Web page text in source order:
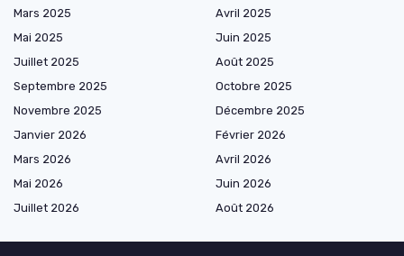
Mars 2025
Avril 2025
Mai 2025
Juin 2025
Juillet 2025
Août 2025
Septembre 2025
Octobre 2025
Novembre 2025
Décembre 2025
Janvier 2026
Février 2026
Mars 2026
Avril 2026
Mai 2026
Juin 2026
Juillet 2026
Août 2026